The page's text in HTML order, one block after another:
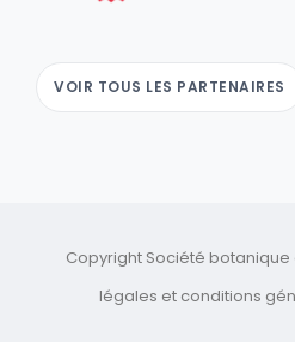
VOIR TOUS LES PARTENAIRES
Copyright Société botanique
légales et conditions